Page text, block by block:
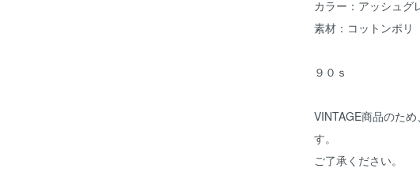
カラー：アッシュグ
素材：コットンポリ
９０ｓ
VINTAGE商品のた
す。
ご了承ください。